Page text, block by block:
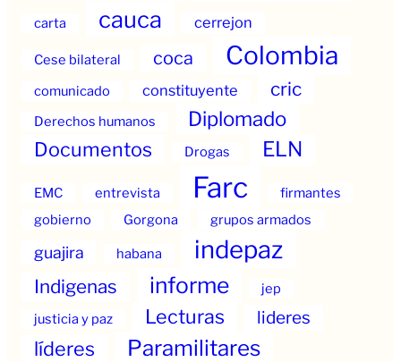
carta cauca cerrejon
Cese bilateral coca Colombia
comunicado constituyente cric
Derechos humanos Diplomado
Documentos Drogas ELN
EMC entrevista Farc
firmantes
gobierno
Gorgona grupos armados
guajira habana indepaz
Indigenas informe
jep
justicia y paz
Lecturas lideres
líderes Paramilitares